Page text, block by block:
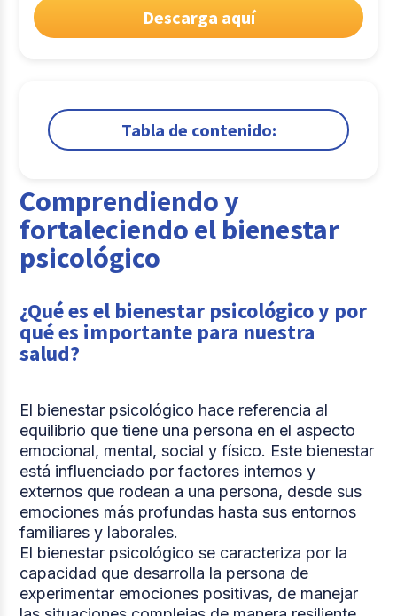
Descarga aquí
Tabla de contenido:
2. Abordando el estigma y promoviendo la salud
mental en la sociedad
3.El equilibrio trabajo-vida: Un desafío
contemporáneo
Comparte
Comprendiendo y
fortaleciendo el bienestar
psicológico
¿Qué es el bienestar psicológico y por
qué es importante para nuestra
salud?
El bienestar psicológico hace referencia al
equilibrio que tiene una persona en el aspecto
emocional, mental, social y físico. Este bienestar
está influenciado por factores internos y
externos que rodean a una persona, desde sus
emociones más profundas hasta sus entornos
familiares y laborales.
El bienestar psicológico se caracteriza por la
capacidad que desarrolla la persona de
experimentar emociones positivas, de manejar